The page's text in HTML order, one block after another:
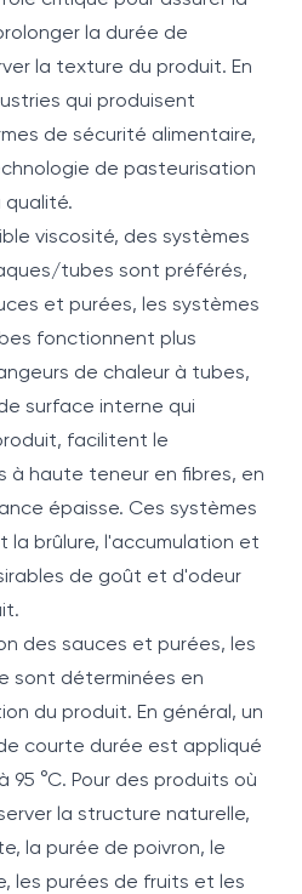
la durée de
la texture du produit. En
qui produisent
de sécurité alimentaire,
de pasteurisation
viscosité, des systèmes
tubes sont préférés,
et purées, les systèmes
fonctionnent plus
de chaleur à tubes,
surface interne qui
facilitent le
à haute teneur en fibres, en
épaisse. Ces systèmes
la brûlure, l'accumulation et
de goût et d'odeur
des sauces et purées, les
sont déterminées en
du produit. En général, un
courte durée est appliqué
95 °C. Pour des produits où
la structure naturelle,
la purée de poivron, le
les purées de fruits et les